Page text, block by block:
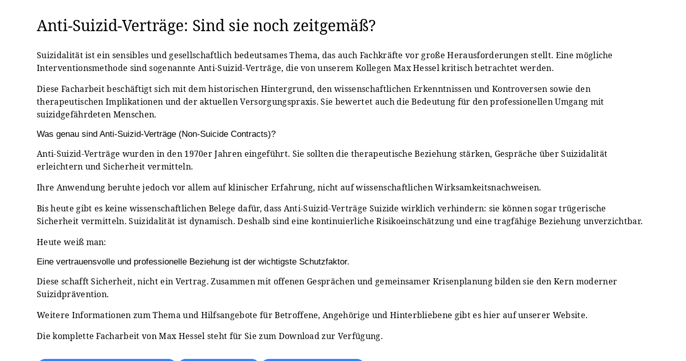
Anti-Suizid-Verträge: Sind sie noch zeitgemäß?
Suizidalität ist ein sensibles und gesellschaftlich bedeutsames Thema, das auch Fachkräfte vor große Herausforderungen stellt. Eine mögliche
Interventionsmethode sind sogenannte Anti-Suizid-Verträge, die von unserem Kollegen Max Hessel kritisch betrachtet werden.
Diese Facharbeit beschäftigt sich mit dem historischen Hintergrund, den wissenschaftlichen Erkenntnissen und Kontroversen sowie den
therapeutischen Implikationen und der aktuellen Versorgungspraxis. Sie bewertet auch die Bedeutung für den professionellen Umgang mit
suizidgefährdeten Menschen.
Was genau sind Anti-Suizid-Verträge (Non-Suicide Contracts)?
Anti-Suizid-Verträge wurden in den 1970er Jahren eingeführt. Sie sollten die therapeutische Beziehung stärken, Gespräche über Suizidalität
erleichtern und Sicherheit vermitteln.
Ihre Anwendung beruhte jedoch vor allem auf klinischer Erfahrung, nicht auf wissenschaftlichen Wirksamkeitsnachweisen.
Bis heute gibt es keine wissenschaftlichen Belege dafür, dass Anti-Suizid-Verträge Suizide wirklich verhindern: sie können sogar trügerische
Sicherheit vermitteln. Suizidalität ist dynamisch. Deshalb sind eine kontinuierliche Risikoeinschätzung und eine tragfähige Beziehung unverzichtbar.
Heute weiß man:
Eine vertrauensvolle und professionelle Beziehung ist der wichtigste Schutzfaktor.
Diese schafft Sicherheit, nicht ein Vertrag. Zusammen mit offenen Gesprächen und gemeinsamer Krisenplanung bilden sie den Kern moderner
Suizidprävention.
Weitere Informationen zum Thema und Hilfsangebote für Betroffene, Angehörige und Hinterbliebene gibt es hier auf unserer Website.
Die komplette Facharbeit von Max Hessel steht für Sie zum Download zur Verfügung.